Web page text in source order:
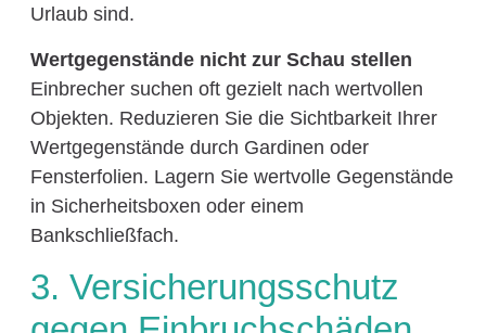
Urlaub sind.
Wertgegenstände nicht zur Schau stellen
Einbrecher suchen oft gezielt nach wertvollen
Objekten. Reduzieren Sie die Sichtbarkeit Ihrer
Wertgegenstände durch Gardinen oder
Fensterfolien. Lagern Sie wertvolle Gegenstände
in Sicherheitsboxen oder einem
Bankschließfach.
3. Versicherungsschutz